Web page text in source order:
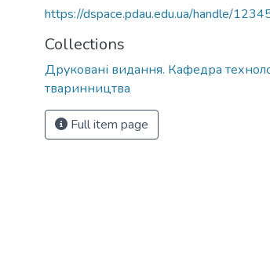
https://dspace.pdau.edu.ua/handle/
Collections
Друковані видання. Кафедра
тваринництва
Full item page